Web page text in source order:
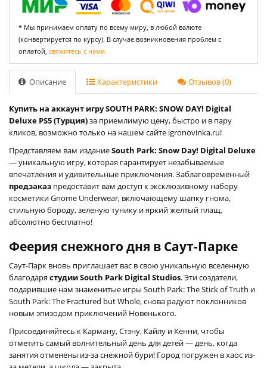
* Мы принимаем оплату по всему миру, в любой валюте
(конвертируется по курсу). В случае возникновения проблем с
оплатой, свяжитесь с нами.
Описание Характеристики Отзывов (0)
Купить на аккаунт игру SOUTH PARK: SNOW DAY! Digital
Deluxe PS5 (Турция)за приемлимую цену, быстро и в пару
кликов, возможно только на нашем сайте igronovinka.ru!
Представляем вам изданиеSouth Park: Snow Day! Digital Deluxe
— уникальную игру, которая гарантирует незабываемые
впечатления и удивительные приключения. Заблаговременный
предзаказ предоставит вам доступ к эксклюзивному набору
косметики Gnome Underwear, включающему шапку гнома,
стильную бороду, зеленую тунику и яркий желтый плащ,
абсолютно бесплатно!
Феерия снежного дня в Саут-Парке
Саут-Парк вновь приглашает вас в свою уникальную вселенную
благодаря студии South Park Digital Studios. Эти создатели,
подарившие нам знаменитые игры South Park: The Stick of Truth и
South Park: The Fractured but Whole, снова радуют поклонников
новым эпизодом приключений Новенького.
Присоединяйтесь к Карману, Стэну, Кайлу и Кенни, чтобы
отметить самый волнительный день для детей — день, когда
занятия отменены из-за снежной бури! Город погружен в хаос из-